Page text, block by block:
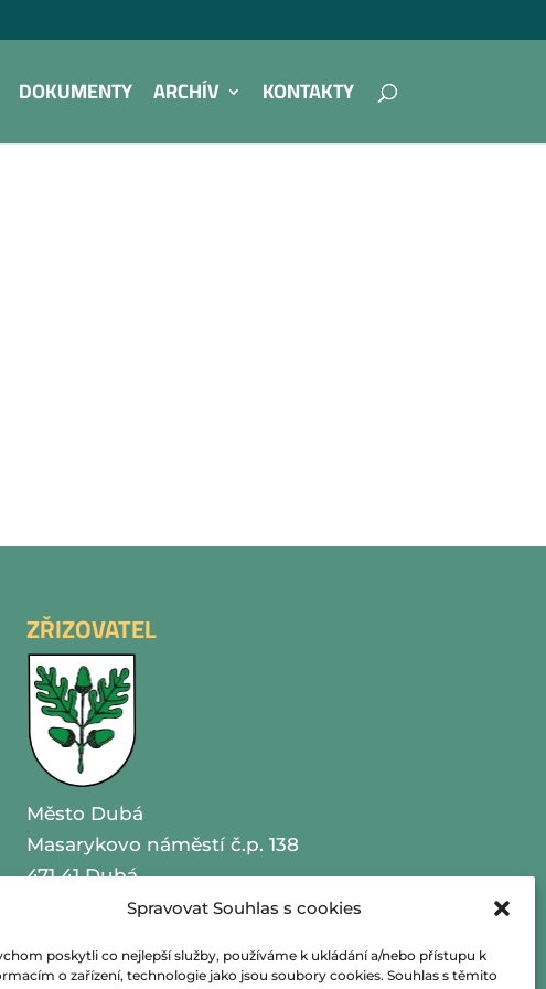
Spravovat Souhlas s cookies
poskytli co nejlepší služby, používáme k ukládání a/nebo přístupu k
o zařízení, technologie jako jsou soubory cookies. Souhlas s těmito
DOKUMENTY ARCHÍV KONTAKTY
ZŘIZOVATEL
Město Dubá
Masarykovo náměstí č.p. 138
471 41 Dubá
IČO 00260479
telefon 487 870 201